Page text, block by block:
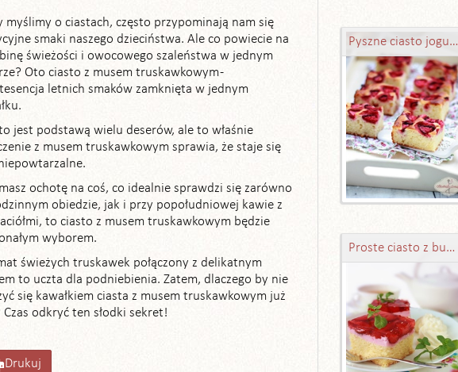
myślimy o ciastach, często przypominają nam się
smaki naszego dzieciństwa. Ale co powiecie na
świeżości i owocowego szaleństwa w jednym
Oto ciasto z musem truskawkowym -
letnich smaków zamknięta w jednym
jest podstawą wielu deserów, ale to właśnie
z musem truskawkowym sprawia, że staje się
ochotę na coś, co idealnie sprawdzi się zarówno
obiedzie, jak i przy popołudniowej kawie z
to ciasto z musem truskawkowym będzie
wyborem.
świeżych truskawek połączony z delikatnym
to uczta dla podniebienia. Zatem, dlaczego by nie
się kawałkiem ciasta z musem truskawkowym już
Czas odkryć ten słodki sekret!
Drukuj
Pyszne ciasto jogurtowe z truskawkami
Proste ciasto z budyniem i truskawkami